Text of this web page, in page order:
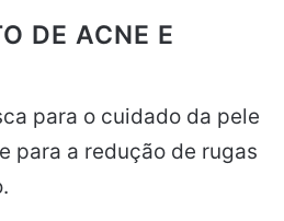
DE ACNE E
para o cuidado da pele
para a redução de rugas